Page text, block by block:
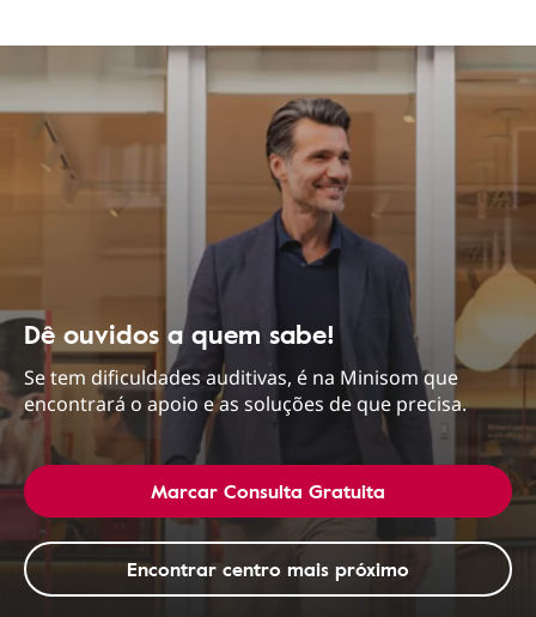
Dê ouvidos a quem sabe!
Se tem dificuldades auditivas, é na Minisom que
encontrará o apoio e as soluções de que precisa.
Marcar Consulta Gratuita
Encontrar centro mais próximo